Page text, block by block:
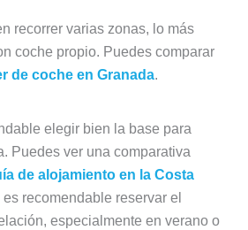
recorrer varias zonas, lo más
coche propio. Puedes comparar
de coche en Granada.
elegir bien la base para
Puedes ver una comparativa
de alojamiento en la Costa
recomendable reservar el
especialmente en verano o